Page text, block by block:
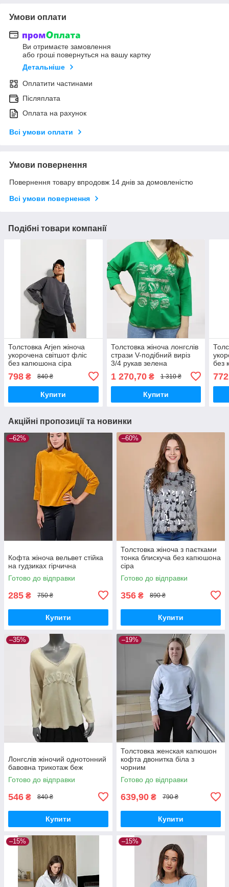
Умови оплати
Ви отримаєте замовлення
або гроші повернуться на вашу картку
Детальніше
Оплатити частинами
Післяплата
Оплата на рахунок
Всі умови оплати
Умови повернення
Повернення товару впродовж 14 днів за домовленістю
Всі умови повернення
Подібні товари компанії
Толстовка Arjen жіноча
укорочена світшот фліс
без капюшона сіра
798 ₴ 840 ₴
Купити
Толстовка жіноча лонгслів
стрази V-подібний виріз
3/4 рукав зелена
1 270,70₴ 1 310 ₴
Купити
без
Акційні пропозиції та новинки
–62%
Кофта жіноча вельвет стійка
на гудзиках гірчична
Готово до відправки
285 ₴ 750 ₴
Купити
–60%
Толстовка жіноча з паєтками
тонка блискуча без капюшона
сіра
Готово до відправки
356 ₴ 890 ₴
Купити
–35%
Лонгслів жіночий однотонний
бавовна трикотаж беж
Готово до відправки
546 ₴ 840 ₴
Купити
–19%
Толстовка женская капюшон
кофта двонитка біла з
чорним
Готово до відправки
639,90 ₴ 790 ₴
Купити
–15% –15%